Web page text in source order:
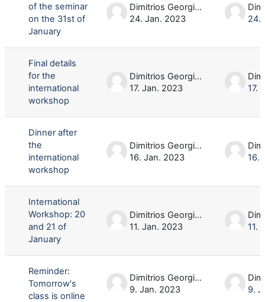
of the seminar
on the 31st of
January
Dimitrios Georgios Oikonomou
24. Jan. 2023
24.
Final details
for the
international
workshop
Dimitrios Georgios Oikonomou
17. Jan. 2023
17.
Dinner after
the
international
workshop
Dimitrios Georgios Oikonomou
16. Jan. 2023
16.
International
Workshop: 20
and 21 of
January
Dimitrios Georgios Oikonomou
11. Jan. 2023
11.
Reminder:
Tomorrow's
class is online
Dimitrios Georgios Oikonomou
9. Jan. 2023
9.